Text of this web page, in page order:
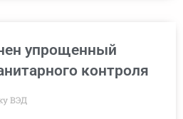
упрощенный
контроля
ВЭД